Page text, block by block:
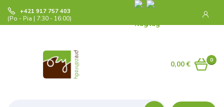
+421 917 757 403
(Po - Pia | 7:30 - 16:00)
0
0,00 €